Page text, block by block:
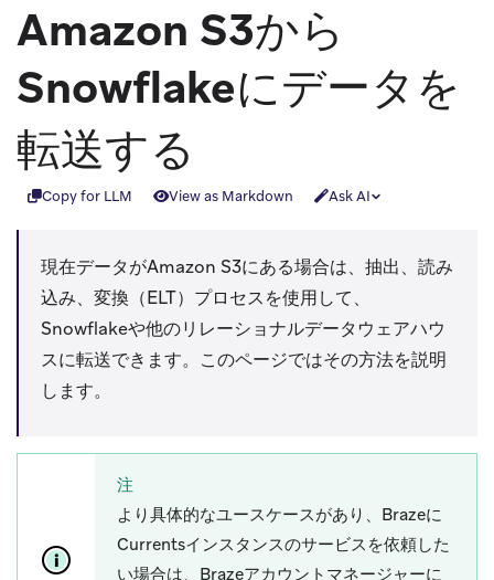
Amazon S3から
Snowflakeにデータを
転送する
Copy for LLM View as Markdown Ask AI
現在データがAmazon S3にある場合は、抽出、読み
込み、変換（ELT）プロセスを使用して、
Snowflakeや他のリレーショナルデータウェアハウ
スに転送できます。このページではその方法を説明
します。
注
より具体的なユースケースがあり、Brazeに
Currentsインスタンスのサービスを依頼した
い場合は、Brazeアカウントマネージャーに